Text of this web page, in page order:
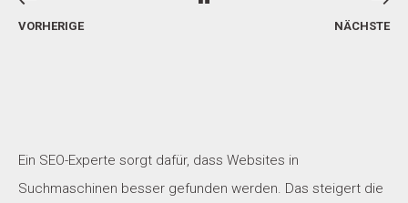
VORHERIGE NÄCHSTE
Ein SEO-Experte sorgt dafür, dass Websites in
Suchmaschinen besser gefunden werden. Das steigert die